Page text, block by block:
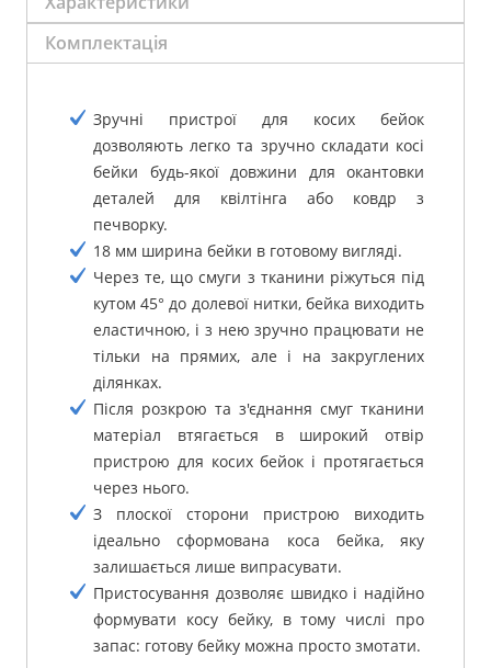
Комплектація
Зручні пристрої для косих бейок
дозволяють легко та зручно складати косі
бейки будь-якої довжини для окантовки
деталей для квілтінга або ковдр з
печворку.
18 мм ширина бейки в готовому вигляді.
Через те, що смуги з тканини ріжуться під
кутом 45° до долевої нитки, бейка виходить
еластичною, і з нею зручно працювати не
тільки на прямих, але і на закруглених
ділянках.
Після розкрою та з'єднання смуг тканини
матеріал втягається в широкий отвір
пристрою для косих бейок і протягається
через нього.
З плоскої сторони пристрою виходить
ідеально сформована коса бейка, яку
залишається лише випрасувати.
Пристосування дозволяє швидко і надійно
формувати косу бейку, в тому числі про
запас: готову бейку можна просто змотати.